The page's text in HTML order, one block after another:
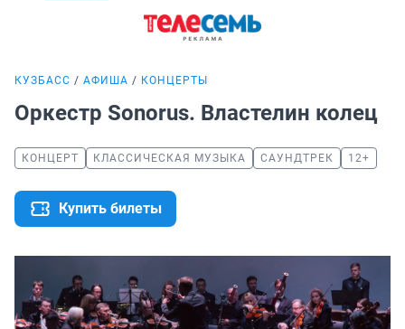
КУЗБАСС АФИША КОНЦЕРТЫ
Оркестр Sonorus. Властелин колец
КОНЦЕРТ КЛАССИЧЕСКАЯ МУЗЫКА САУНДТРЕК 12+
Купить билеты